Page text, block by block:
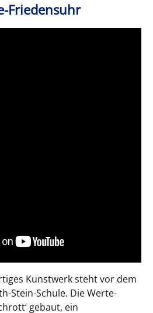
Friedensuhr
Kunstwerk steht vor dem
Stein-Schule. Die Werte-
gebaut, ein